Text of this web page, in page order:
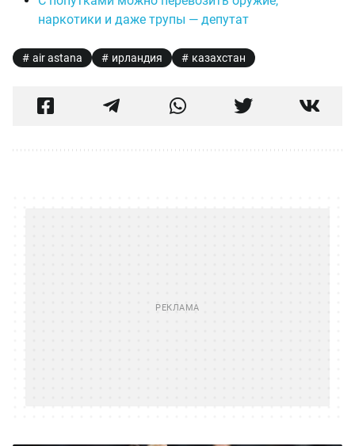
наркотики и даже трупы — депутат
air astana ирландия казахстан